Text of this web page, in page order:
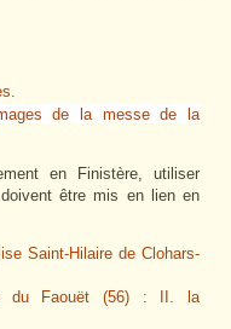
de la messe de la
en Finistère, utiliser
être mis en lien en
Saint-Hilaire de Clohars-
du Faouët (56) : II. la